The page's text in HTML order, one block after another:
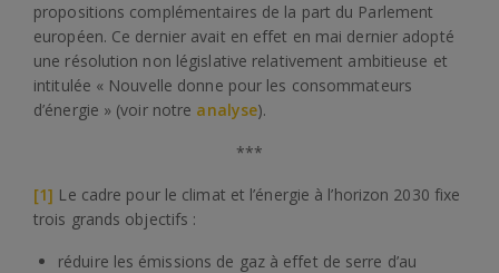
propositions complémentaires de la part du Parlement
européen. Ce dernier avait en effet en mai dernier adopté
une résolution non législative relativement ambitieuse et
intitulée « Nouvelle donne pour les consommateurs
d’énergie » (voir notre analyse).
***
[1] Le cadre pour le climat et l’énergie à l’horizon 2030 fixe
trois grands objectifs :
réduire les émissions de gaz à effet de serre d’au